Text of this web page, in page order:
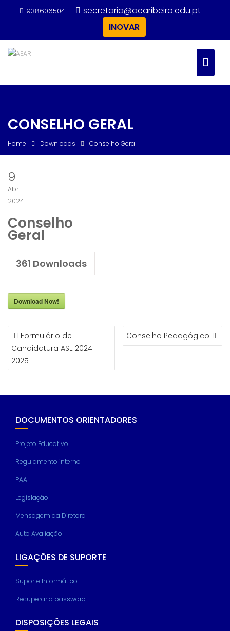
938606504
secretaria@aearibeiro.edu.pt
INOVAR
CONSELHO GERAL
Home Downloads Conselho Geral
9
Abr
2024
Conselho
Geral
361 Downloads
Download Now!
NAVEGAÇÃO
DE
ARTIGOS
Formulário de
Candidatura ASE 2024-
2025
Conselho Pedagógico
DOCUMENTOS ORIENTADORES
Projeto Educativo
Regulamento interno
PAA
Legislação
Mensagem da Diretora
Auto Avaliação
LIGAÇÕES DE SUPORTE
Suporte Informático
Recuperar a password
DISPOSIÇÕES LEGAIS